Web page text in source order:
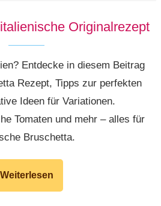
Originalrezept
Entdecke in diesem Beitrag
Rezept, Tipps zur perfekten
Ideen für Variationen.
Tomaten und mehr – alles für
Bruschetta.
Weiterlesen